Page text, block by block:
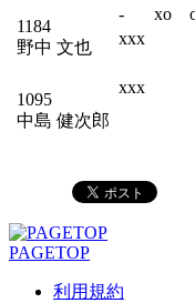
1184
野中 文也
- xo
xxx
1095
中島 健次郎
xxx
PAGETOP
利用規約